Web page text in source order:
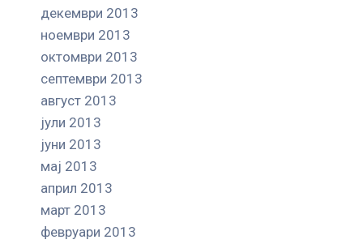
декември 2013
ноември 2013
октомври 2013
септември 2013
август 2013
јули 2013
јуни 2013
мај 2013
април 2013
март 2013
февруари 2013